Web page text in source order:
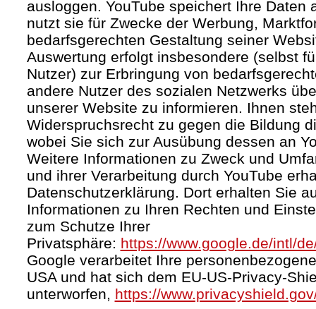
ausloggen. YouTube speichert Ihre Daten
nutzt sie für Zwecke der Werbung,
bedarfsgerechten Gestaltung seiner
Auswertung erfolgt insbesondere (selbst
Nutzer) zur Erbringung von
andere Nutzer des sozialen Netzwerks
unserer Website zu informieren. Ihnen
Widerspruchsrecht zu gegen die Bildung
wobei Sie sich zur Ausübung dessen an
Weitere Informationen zu Zweck und
und ihrer Verarbeitung durch YouTube
Datenschutzerklärung. Dort erhalten Sie
Informationen zu Ihren Rechten und
zum Schutze Ihrer
Privatsphäre: https://www.google.de/intl/
Google verarbeitet Ihre
USA und hat sich dem EU-US-Privacy-
unterworfen, https://